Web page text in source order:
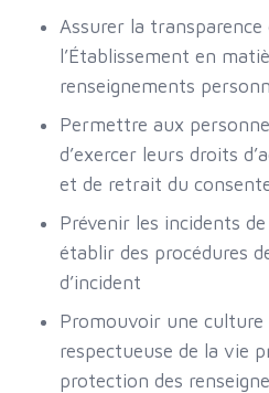
Assurer la transparence
l’Établissement en
renseignements
Permettre aux
d’exercer leurs droits
et de retrait du
Prévenir les incidents
établir des procédures
d’incident
Promouvoir une
respectueuse de la vie
protection des